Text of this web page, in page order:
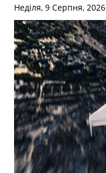
Неділя, 9 Серпня, 2026